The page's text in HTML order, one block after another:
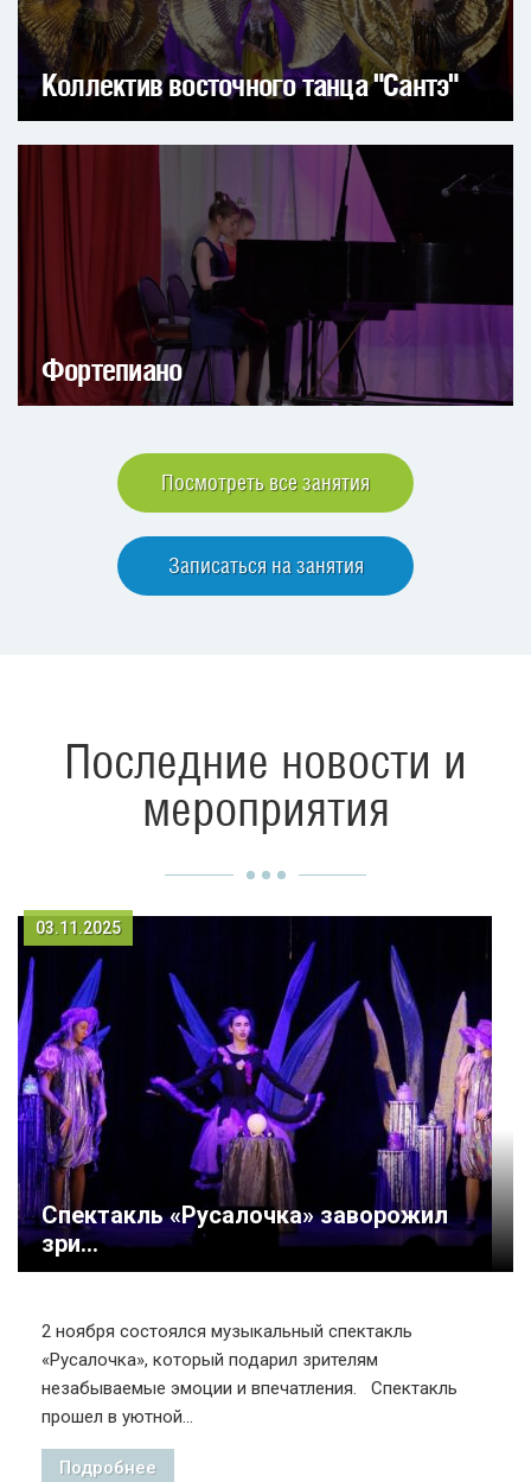
Коллектив восточного танца "Сантэ"
Фортепиано
Посмотреть все занятия
Записаться на занятия
Последние новости и
мероприятия
03.11.2025
Спектакль «Русалочка» заворожил
зри...
2 ноября состоялся музыкальный спектакль
«Русалочка», который подарил зрителям
незабываемые эмоции и впечатления. Спектакль
прошел в уютной...
Подробнее